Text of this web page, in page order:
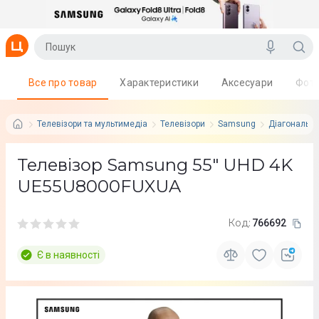
Телевізори та мультимедіа Телевізори Samsung Діагональ:
Все про товар Характеристики Аксесуари
Телевізор Samsung 55" UHD 4K
UE55U8000FUXUA
Код: 766692
Є в наявності